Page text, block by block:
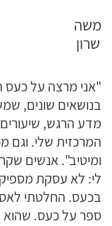
משה
שרון
בנושאים שונים,
מדע הרגש,
המרכזית שלי. וגם
ומיטיב". אנשים
לי: לא עסקת
בכעס. החלטתי
ספר על כעס. שהוא